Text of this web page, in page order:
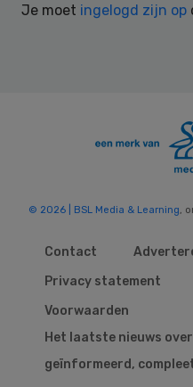
Je moet ingelogd zijn op
© 2026 | BSL Media & Learning,
Contact
Privacy statement
Voorwaarden
Het laatste nieuws
geïnformeerd,